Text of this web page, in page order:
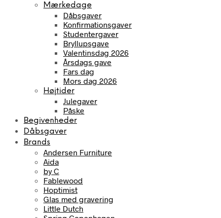
Mærkedage
Dåbsgaver
Konfirmationsgaver
Studentergaver
Bryllupsgave
Valentinsdag 2026
Årsdags gave
Fars dag
Mors dag 2026
Højtider
Julegaver
Påske
Begivenheder
Dåbsgaver
Brands
Andersen Furniture
Aida
by C
Fablewood
Hoptimist
Glas med gravering
Little Dutch